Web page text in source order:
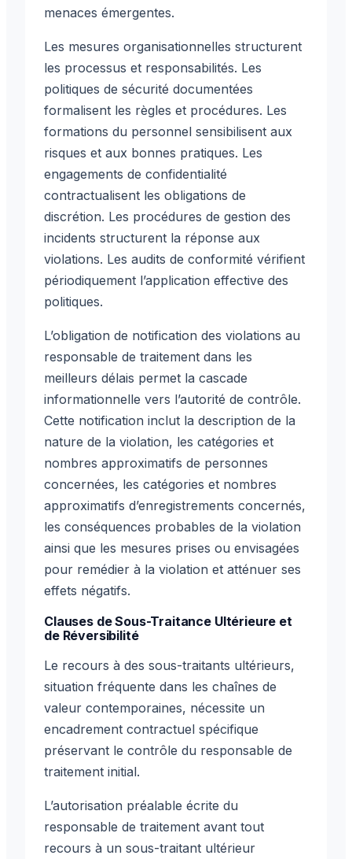
menaces émergentes.
Les mesures organisationnelles structurent
les processus et responsabilités. Les
politiques de sécurité documentées
formalisent les règles et procédures. Les
formations du personnel sensibilisent aux
risques et aux bonnes pratiques. Les
engagements de confidentialité
contractualisent les obligations de
discrétion. Les procédures de gestion des
incidents structurent la réponse aux
violations. Les audits de conformité vérifient
périodiquement l’application effective des
politiques.
L’obligation de notification des violations au
responsable de traitement dans les
meilleurs délais permet la cascade
informationnelle vers l’autorité de contrôle.
Cette notification inclut la description de la
nature de la violation, les catégories et
nombres approximatifs de personnes
concernées, les catégories et nombres
approximatifs d’enregistrements concernés,
les conséquences probables de la violation
ainsi que les mesures prises ou envisagées
pour remédier à la violation et atténuer ses
effets négatifs.
Clauses de Sous-Traitance Ultérieure et
de Réversibilité
Le recours à des sous-traitants ultérieurs,
situation fréquente dans les chaînes de
valeur contemporaines, nécessite un
encadrement contractuel spécifique
préservant le contrôle du responsable de
traitement initial.
L’autorisation préalable écrite du
responsable de traitement avant tout
recours à un sous-traitant ultérieur